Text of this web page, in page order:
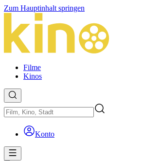
Zum Hauptinhalt springen
Filme
Kinos
Konto